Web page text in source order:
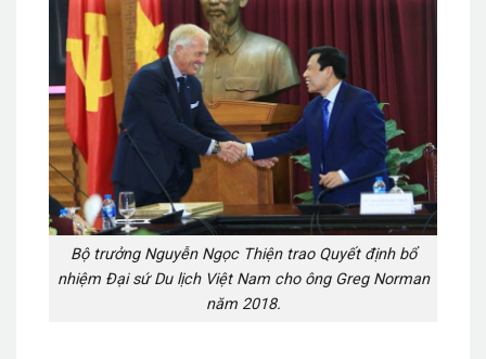
Bộ trưởng Nguyễn Ngọc Thiện trao Quyết định bổ
nhiệm Đại sứ Du lịch Việt Nam cho ông Greg Norman
năm 2018.